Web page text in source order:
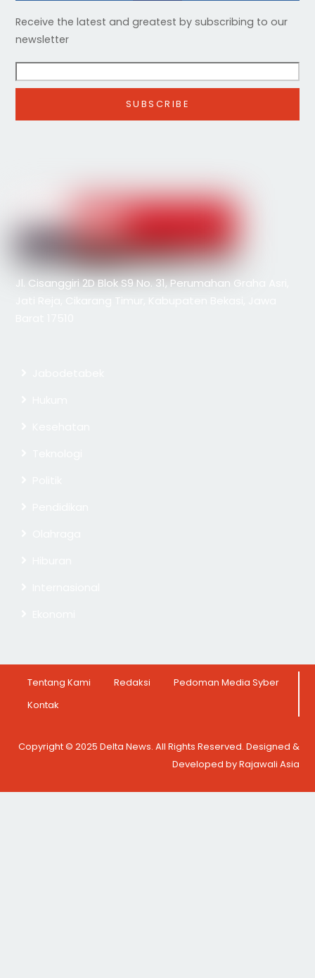
Receive the latest and greatest by subscribing to our
newsletter
Jl. Cisanggiri 2D Blok S9 No. 31, Perumahan Graha Asri,
Jati Reja, Cikarang Timur, Kabupaten Bekasi, Jawa
Tentang Kami Redaksi
Pedoman Media Syber
Kontak
Copyright © 2025 Delta News. All Rights Reserved. Designed &
Developed by Rajawali Asia